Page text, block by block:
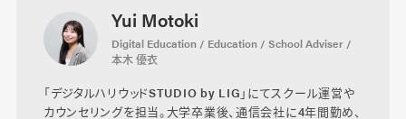
Yui Motoki
Digital Education / Education / School Adviser /
本木 優衣
「デジタルハリウッドSTUDIO by LIG」にてスクール運営や
カウンセリングを担当。大学卒業後、通信会社に4年間勤め、